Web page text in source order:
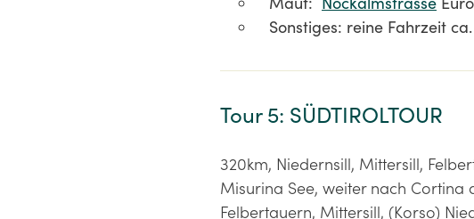
Sonstiges: reine Fahrzeit
Tour 5: SÜDTIROLTOUR
320km, Niedernsill, Mittersill,
Misurina See, weiter nach Cortina
Felbertauern, Mittersill, (Korso)